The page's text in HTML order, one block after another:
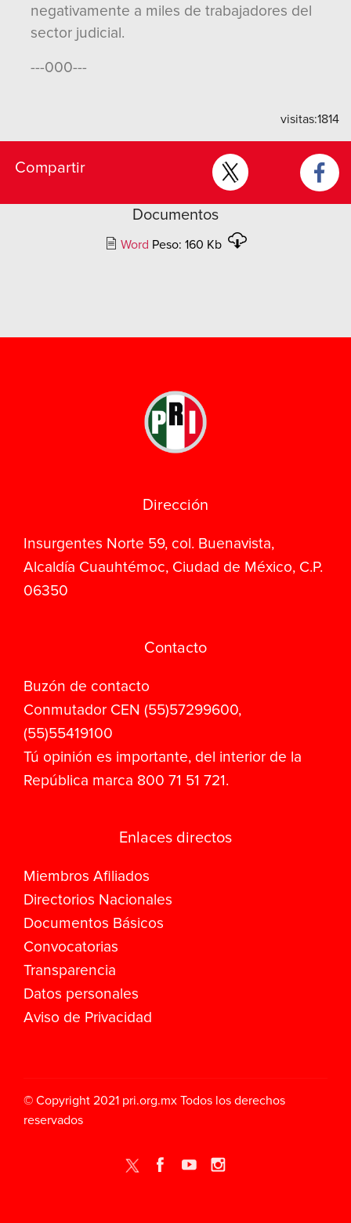
negativamente a miles de trabajadores del
sector judicial.
---000---
visitas:1814
Compartir
Documentos
Word Peso: 160 Kb
Dirección
Insurgentes Norte 59, col. Buenavista,
Alcaldía Cuauhtémoc, Ciudad de México, C.P.
06350
Contacto
Buzón de contacto
Conmutador CEN (55)57299600,
(55)55419100
Tú opinión es importante, del interior de la
República marca 800 71 51 721.
Enlaces directos
Miembros Afiliados
Directorios Nacionales
Documentos Básicos
Convocatorias
Transparencia
Datos personales
Aviso de Privacidad
© Copyright 2021 pri.org.mx Todos los derechos
reservados